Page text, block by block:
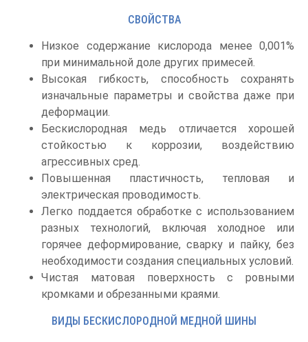
СВОЙСТВА
Низкое содержание кислорода менее 0,001%
при минимальной доле других примесей.
Высокая гибкость, способность сохранять
изначальные параметры и свойства даже при
деформации.
Бескислородная медь отличается хорошей
стойкостью к коррозии, воздействию
агрессивных сред.
Повышенная пластичность, тепловая и
электрическая проводимость.
Легко поддается обработке с использованием
разных технологий, включая холодное или
горячее деформирование, сварку и пайку, без
необходимости создания специальных условий.
Чистая матовая поверхность с ровными
кромками и обрезанными краями.
ВИДЫ БЕСКИСЛОРОДНОЙ МЕДНОЙ ШИНЫ